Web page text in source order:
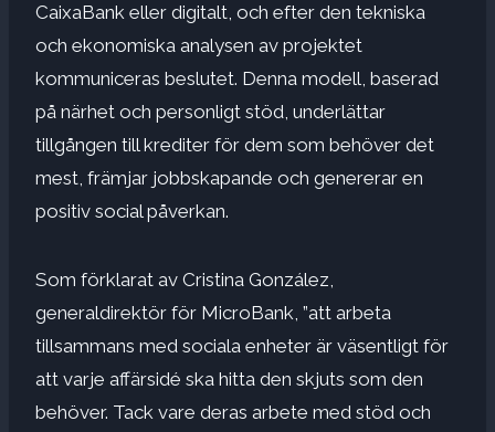
CaixaBank eller digitalt, och efter den tekniska
och ekonomiska analysen av projektet
kommuniceras beslutet. Denna modell, baserad
på närhet och personligt stöd, underlättar
tillgången till krediter för dem som behöver det
mest, främjar jobbskapande och genererar en
positiv social påverkan.
Som förklarat av Cristina González,
generaldirektör för MicroBank, ”att arbeta
tillsammans med sociala enheter är väsentligt för
att varje affärsidé ska hitta den skjuts som den
behöver. Tack vare deras arbete med stöd och